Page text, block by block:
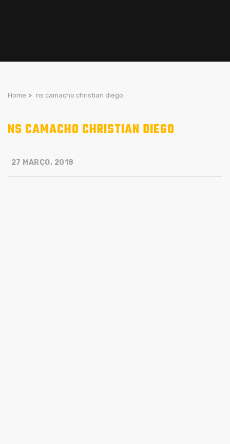
Home > ns camacho christian diego
NS CAMACHO CHRISTIAN DIEGO
27 MARÇO, 2018